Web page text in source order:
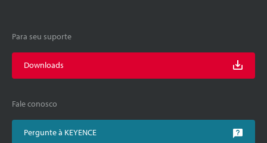
Para seu suporte
Downloads
Fale conosco
Pergunte à KEYENCE